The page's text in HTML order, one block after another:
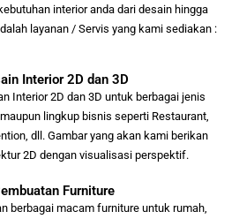
interior anda dari desain hingga
layanan / Servis yang kami sediakan :
Interior 2D dan 3D
Interior 2D dan 3D untuk berbagai jenis
lingkup bisnis seperti Restaurant,
dll. Gambar yang akan kami berikan
2D dengan visualisasi perspektif.
Furniture
berbagai macam furniture untuk rumah,